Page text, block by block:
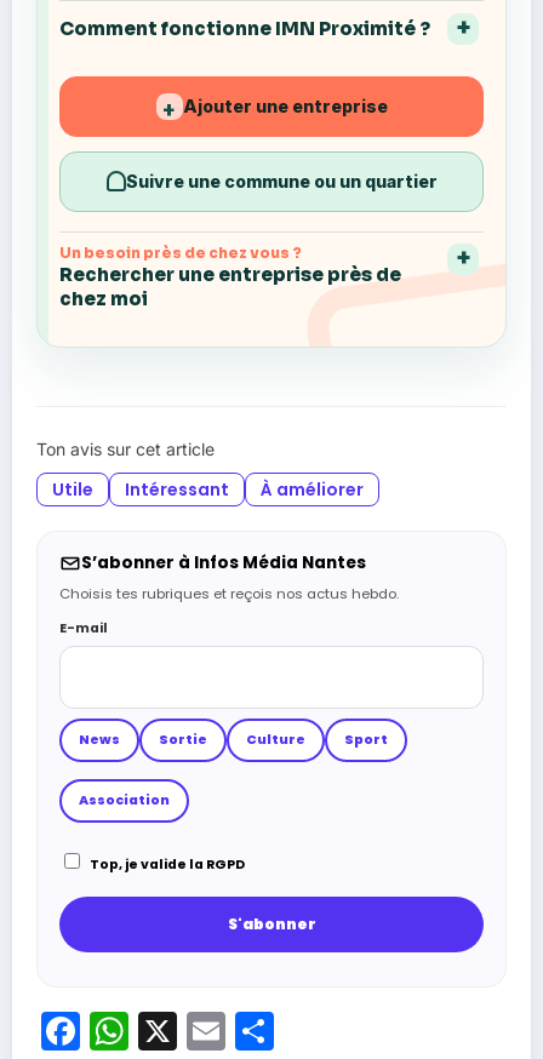
Comment fonctionne IMN Proximité ?
+ Ajouter une entreprise
Suivre une commune ou un quartier
Un besoin près de chez vous ?
Rechercher une entreprise près de
chez moi
Ton avis sur cet article
Utile Intéressant À améliorer
S’abonner à Infos Média Nantes
Choisis tes rubriques et reçois nos actus hebdo.
E-mail
News Sortie Culture Sport
Association
Top, je valide la RGPD
Facebook
WhatsApp
X Email